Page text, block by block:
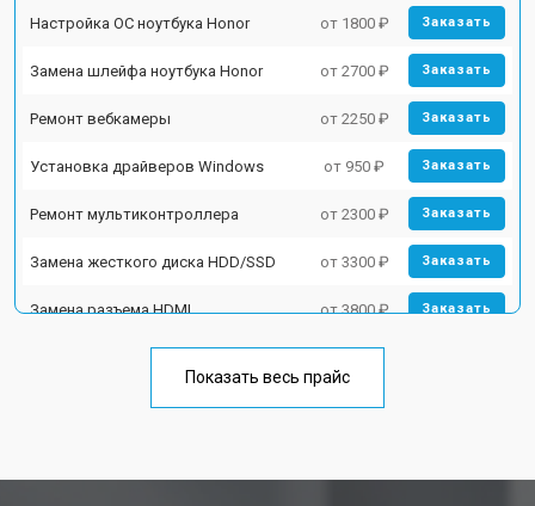
Настройка ОС ноутбука Honor от 1800 ₽ Заказать
Замена шлейфа ноутбука Honor от 2700 ₽ Заказать
Ремонт вебкамеры от 2250 ₽ Заказать
Установка драйверов Windows от 950 ₽ Заказать
Ремонт мультиконтроллера от 2300 ₽ Заказать
Замена жесткого диска HDD/SSD от 3300 ₽ Заказать
Замена разъема HDMI от 3800 ₽ Заказать
Замена клавиатуры от 2900 ₽
Показать весь прайс